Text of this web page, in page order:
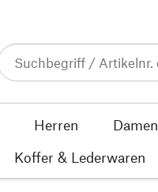
Herren Damen
Koffer & Lederwaren